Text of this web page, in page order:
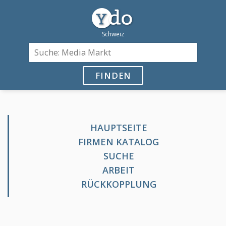
FINDEN
HAUPTSEITE
FIRMEN KATALOG
SUCHE
ARBEIT
RÜCKKOPPLUNG